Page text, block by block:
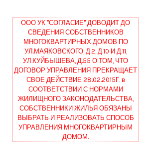
ООО УК "СОГЛАСИЕ" ДОВОДИТ ДО
СВЕДЕНИЯ СОБСТВЕННИКОВ
МНОГОКВАРТИРНЫХ ДОМОВ ПО
УЛ.МАЯКОВСКОГО, Д.2, Д.10 И Д.11,
УЛ.КУЙБЫШЕВА, Д.55 О ТОМ, ЧТО
ДОГОВОР УПРАВЛЕНИЯ ПРЕКРАЩАЕТ
СВОЕ ДЕЙСТВИЕ 28.02.2015Г. в
СООТВЕТСТВИИ С НОРМАМИ
ЖИЛИЩНОГО ЗАКОНОДАТЕЛЬСТВА,
СОБСТВЕННИКИ ЖИЛЬЯ ОБЯЗАНЫ
ВЫБРАТЬ И РЕАЛИЗОВАТЬ СПОСОБ
УПРАВЛЕНИЯ МНОГОКВАРТИРНЫМ
ДОМОМ.